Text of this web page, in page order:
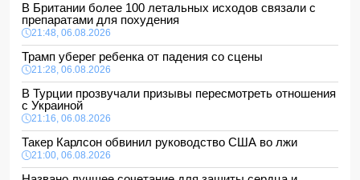
В Британии более 100 летальных исходов связали с
препаратами для похудения
21:48, 06.08.2026
Трамп уберег ребенка от падения со сцены
21:28, 06.08.2026
В Турции прозвучали призывы пересмотреть отношения
с Украиной
21:16, 06.08.2026
Такер Карлсон обвинил руководство США во лжи
21:00, 06.08.2026